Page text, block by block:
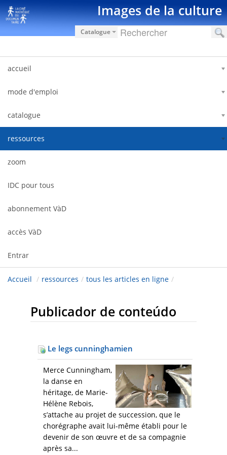
Pular para o conteúdo Images de la culture
Catalogue
accueil
mode d'emploi
catalogue
ressources
zoom
IDC pour tous
abonnement VàD
accès VàD
Entrar
Accueil / ressources / tous les articles en ligne /
Publicador de conteúdo
Le legs cunninghamien
Merce Cunningham,
la danse en
héritage, de Marie-
Hélène Rebois,
s’attache au projet de succession, que le
chorégraphe avait lui-même établi pour le
devenir de son œuvre et de sa compagnie
après sa...